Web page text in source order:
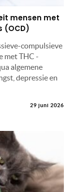
mensen met
(OCD)
compulsieve
met THC -
algemene
depressie en
29 juni 2026